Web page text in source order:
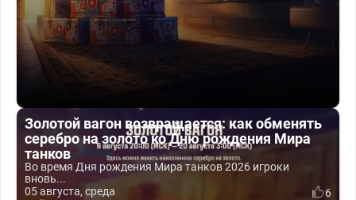
Золотой вагон возвращается: как обменять
серебро на золото ко Дню рождения Мира
танков
Во время Дня рождения Мира танков 2026 игроки
вновь...
05 августа, среда
6